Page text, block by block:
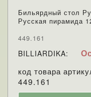
Бильярдный стол
Русская пирамида
449.161
BILLIARDIKA:
код товара
449.161